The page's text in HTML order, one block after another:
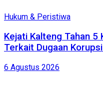
Hukum & Peristiwa
Kejati Kalteng Tahan 5
Terkait Dugaan
6 Agustus 2026